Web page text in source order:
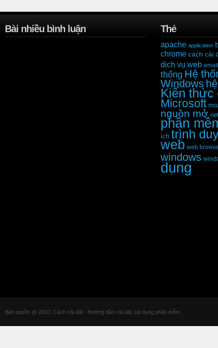
Bài nhiều bình luận Thẻ
apache application
chrome cách cài
dịch vụ web email
thống Hệ
Windows
Kiến thức
Microsoft
nguồn mở
phần
ích trình
web web
windows
dụng
Bản quyền @ 2010. Cách cài đặt - Hướng dẫn cài đặt, sử dụng phần mềm.